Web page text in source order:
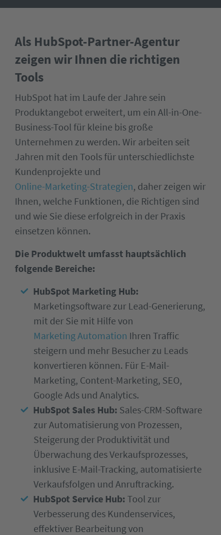
Als HubSpot-Partner-Agentur
zeigen wir Ihnen die richtigen
Tools
HubSpot hat im Laufe der Jahre sein
Produktangebot erweitert, um ein All-in-One-
Business-Tool für kleine bis große
Unternehmen zu werden. Wir arbeiten seit
Jahren mit den Tools für unterschiedlichste
Kundenprojekte und
Online-Marketing-Strategien, daher zeigen wir
Ihnen, welche Funktionen, die Richtigen sind
und wie Sie diese erfolgreich in der Praxis
einsetzen können.
Die Produktwelt umfasst hauptsächlich
folgende Bereiche:
HubSpot Marketing Hub:
Marketingsoftware zur Lead-Generierung,
mit der Sie mit Hilfe von
Marketing Automation Ihren Traffic
steigern und mehr Besucher zu Leads
konvertieren können. Für E-Mail-
Marketing, Content-Marketing, SEO,
Google Ads und Analytics.
HubSpot Sales Hub: Sales-CRM-Software
zur Automatisierung von Prozessen,
Steigerung der Produktivität und
Überwachung des Verkaufsprozesses,
inklusive E-Mail-Tracking, automatisierte
Verkaufsfolgen und Anruftracking.
HubSpot Service Hub: Tool zur
Verbesserung des Kundenservices,
effektiver Bearbeitung von